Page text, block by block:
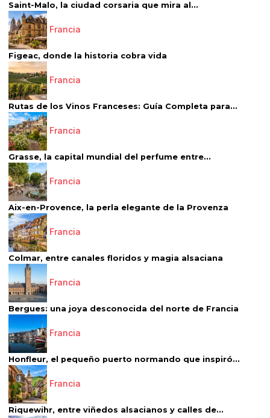
Saint-Malo, la ciudad corsaria que mira al...
Francia
Figeac, donde la historia cobra vida
Francia
Rutas de los Vinos Franceses: Guía Completa para...
Francia
Grasse, la capital mundial del perfume entre...
Francia
Aix-en-Provence, la perla elegante de la Provenza
Francia
Colmar, entre canales floridos y magia alsaciana
Francia
Bergues: una joya desconocida del norte de Francia
Francia
Honfleur, el pequeño puerto normando que inspiró...
Francia
Riquewihr, entre viñedos alsacianos y calles de...